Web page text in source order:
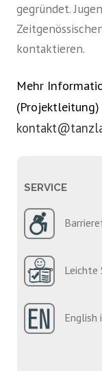
gegründet.
kontaktieren.
Mehr
(Projektleitung)
SERVICE
Leichte